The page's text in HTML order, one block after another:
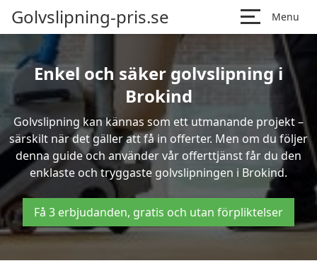
Golvslipning-pris.se Menu
Enkel och säker golvslipning i
Brokind
Golvslipning kan kännas som ett utmanande projekt –
särskilt när det gäller att få in offerter. Men om du följer
denna guide och använder vår offerttjänst får du den
enklaste och tryggaste golvslipningen i Brokind.
Få 3 erbjudanden, gratis och utan förpliktelser